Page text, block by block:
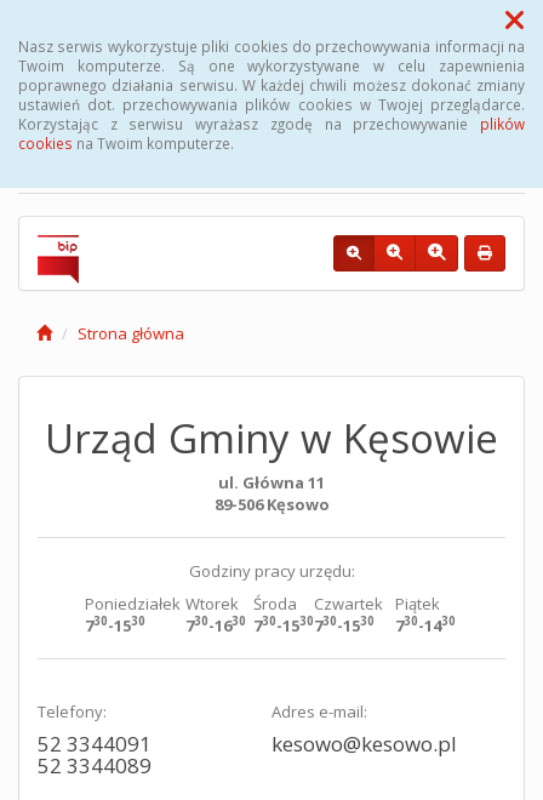
Nasz serwis wykorzystuje pliki cookies do przechowywania informacji na
Twoim komputerze. Są one wykorzystywane w celu zapewnienia
poprawnego działania serwisu. W każdej chwili możesz dokonać zmiany
ustawień dot. przechowywania plików cookies w Twojej przeglądarce.
Korzystając z serwisu wyrażasz zgodę na przechowywanie plików
cookies na Twoim komputerze.
Menu
Biuletyn Informacji
Publicznej Gminy Kęsowo
Strona główna
Urząd Gminy w Kęsowie
ul. Główna 11
89-506 Kęsowo
Godziny pracy urzędu:
Poniedziałek
730-1530
Wtorek
730-1630
Środa
730-1530
Czwartek
730-1530
Piątek
730-1430
Telefony:
52 3344091
52 3344089
Adres e-mail:
kesowo@kesowo.pl